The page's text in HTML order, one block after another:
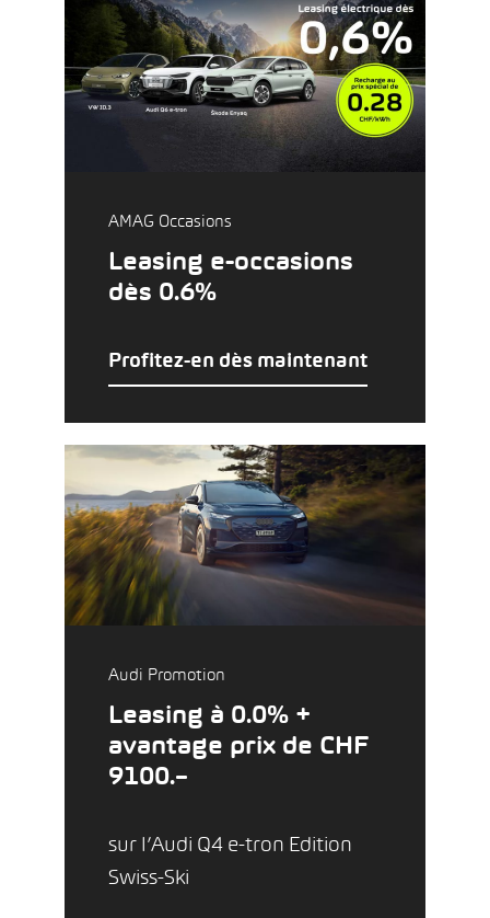
AMAG Occasions
Leasing e-occasions
dès 0.6%
Profitez-en dès maintenant
Audi Promotion
Leasing à 0.0% +
avantage prix de CHF
9100.–
sur l’Audi Q4 e-tron Edition
Swiss-Ski